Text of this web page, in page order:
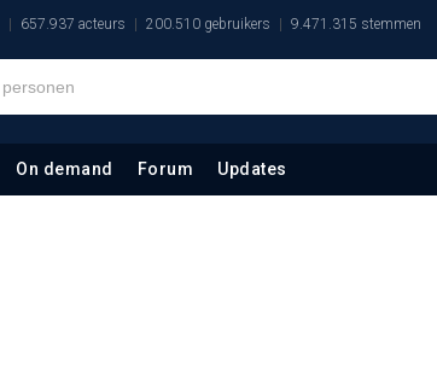
657.937 acteurs 200.510 gebruikers 9.471.315 stemmen
On demand Forum Updates